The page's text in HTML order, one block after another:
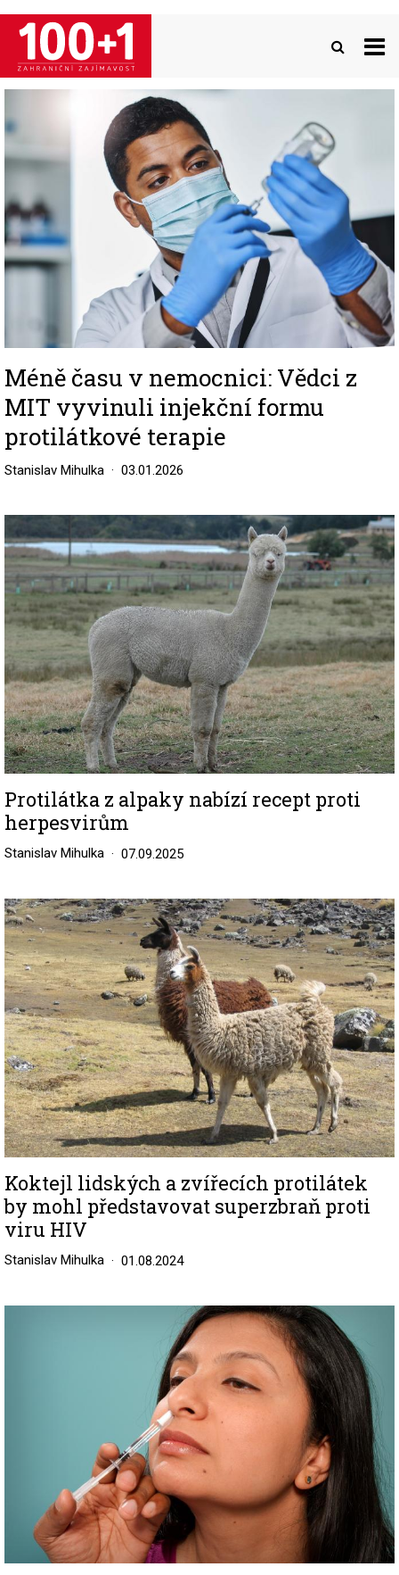
Přejít
hlavnímu
obsahu
Méně času v nemocnici: Vědci z
MIT vyvinuli injekční formu
protilátkové terapie
Stanislav Mihulka 03.01.2026
Image
Protilátka z alpaky nabízí recept proti
herpesvirům
Stanislav Mihulka 07.09.2025
Image
Koktejl lidských a zvířecích protilátek
by mohl představovat superzbraň proti
viru HIV
Stanislav Mihulka 01.08.2024